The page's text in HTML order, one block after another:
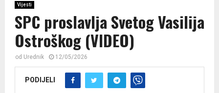
Vijesti
SPC proslavlja Svetog Vasilija
Ostroškog (VIDEO)
od Urednik 12/05/2026
PODIJELI